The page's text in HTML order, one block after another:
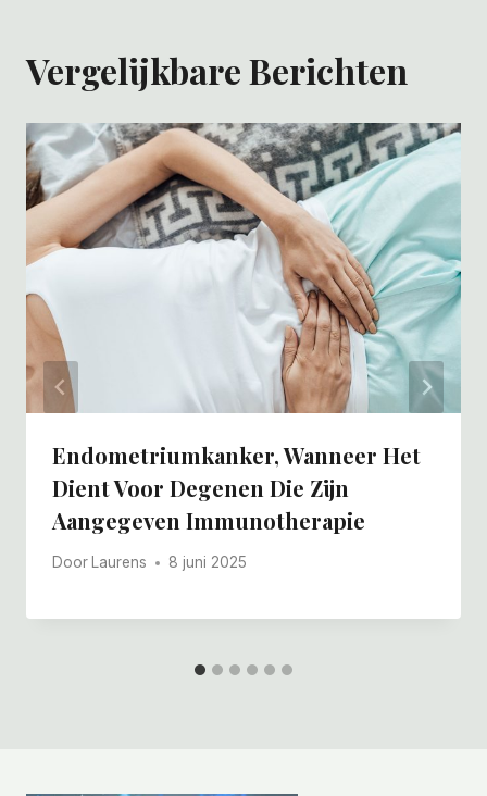
Vergelijkbare Berichten
Endometriumkanker, Wanneer Het
Dient Voor Degenen Die Zijn
Aangegeven Immunotherapie
Door Laurens 8 juni 2025